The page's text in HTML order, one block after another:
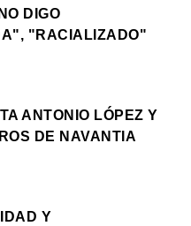
DIGO
"RACIALIZADO"
ANTONIO LÓPEZ Y
DE NAVANTIA
Y